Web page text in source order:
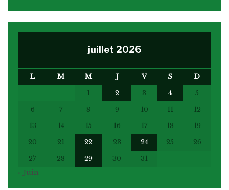
juillet 2026
L M M J V S
D
1
2 3 4
5
6
7 8 9 10 11
12
13
14 15 16 17 18
19
20
21 22 23 24 25
26
27
28 29 30
31
« Juin